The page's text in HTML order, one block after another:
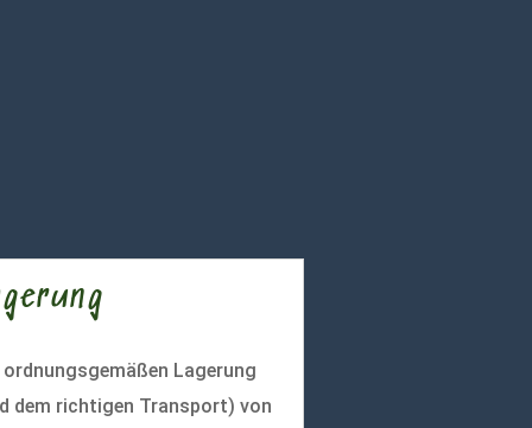
ordnungsgemäßen Lagerung
dem richtigen Transport) von